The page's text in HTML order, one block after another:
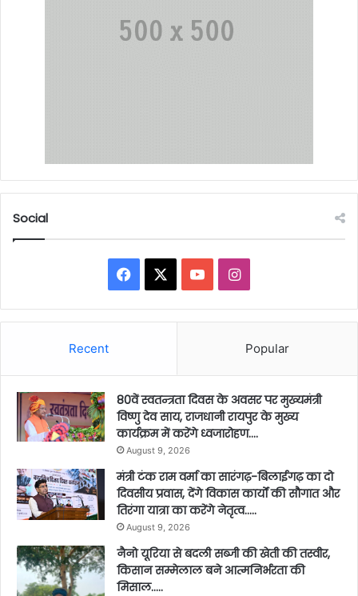
Social
Facebook YouTubeInstagram
Recent Popular
80वें स्वतन्त्रता दिवस के अवसर पर मुख्यमंत्री
विष्णु देव साय, राजधानी रायपुर के मुख्य
कार्यक्रम में करेंगे ध्वजारोहण….
August 9, 2026
मंत्री टंक राम वर्मा का सारंगढ़-बिलाईगढ़ का दो
दिवसीय प्रवास, देंगे विकास कार्यों की सौगात और
तिरंगा यात्रा का करेंगे नेतृत्व…..
August 9, 2026
नैनो यूरिया से बदली सब्जी की खेती की तस्वीर,
किसान सम्मेलाल बने आत्मनिर्भरता की
मिसाल…..